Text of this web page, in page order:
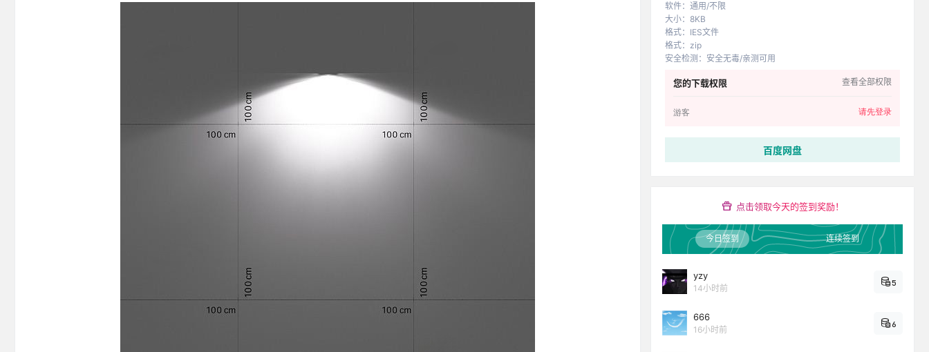
软件： 通用/不限
大小： 8KB
格式： IES文件
格式： zip
安全检测 ： 安全无毒/亲测可用
您的下载权限 查看全部权限
游客 请先登录
百度网盘
点击领取今天的签到奖励！
今日签到 连续签到
yzy
14小时前
5
666
16小时前
6